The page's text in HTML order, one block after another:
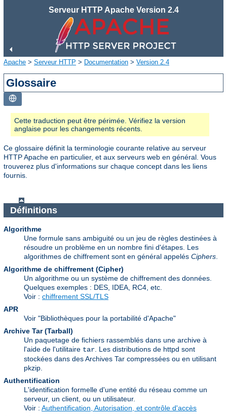
Serveur HTTP Apache Version 2.4
Apache > Serveur HTTP > Documentation > Version 2.4
Glossaire
Cette traduction peut être périmée. Vérifiez la version
anglaise pour les changements récents.
Ce glossaire définit la terminologie courante relative au serveur
HTTP Apache en particulier, et aux serveurs web en général. Vous
trouverez plus d'informations sur chaque concept dans les liens
fournis.
Définitions
Algorithme
Une formule sans ambiguité ou un jeu de règles destinées à
résoudre un problème en un nombre fini d'étapes. Les
algorithmes de chiffrement sont en général appelés Ciphers
Algorithme de chiffrement (Cipher)
Un algorithme ou un système de chiffrement des données.
Quelques exemples : DES, IDEA, RC4, etc.
Voir : chiffrement SSL/TLS
APR
Voir "Bibliothèques pour la portabilité d'Apache"
Archive Tar (Tarball)
Un paquetage de fichiers rassemblés dans une archive à
l'aide de l'utilitaire tar . Les distributions de httpd sont
stockées dans des Archives Tar compressées ou en utilisant
pkzip.
Authentification
L'identification formelle d'une entité du réseau comme un
serveur, un client, ou un utilisateur.
Voir : Authentification, Autorisation, et contrôle d'accès